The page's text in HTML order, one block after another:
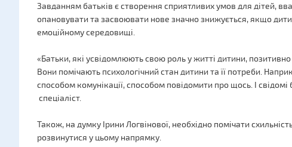
Завданням батьків є створення сприятливих умов для дітей,
опановувати та засвоювати нове значно знижується, якщо
емоційному середовищі.
«Батьки, які усвідомлюють свою роль у житті дитини,
Вони помічають психологічний стан дитини та її потреби.
способом комунікації, способом повідомити про щось. І
спеціаліст.
Також, на думку Ірини Логвінової, необхідно помічати
розвинутися у цьому напрямку.